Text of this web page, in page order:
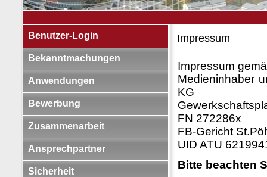
Benutzer-Login
Bekanntmachungen
Anwendungen
Bewerbung
Zusammenarbeit
Ansprechpartner
Sicherheit
Impressum
Impressum
Medieninhaber
KG
FN 272286x
FB-Gericht
UID ATU
Bitte beachten